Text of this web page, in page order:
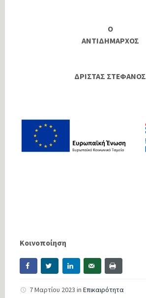
Ο
ΑΝΤΙΔΗΜΑΡΧΟΣ
ΔΡΙΣΤΑΣ ΣΤΕΦΑΝΟΣ
Κοινοποίηση
7 Μαρτίου 2023 in Επικαιρότητα